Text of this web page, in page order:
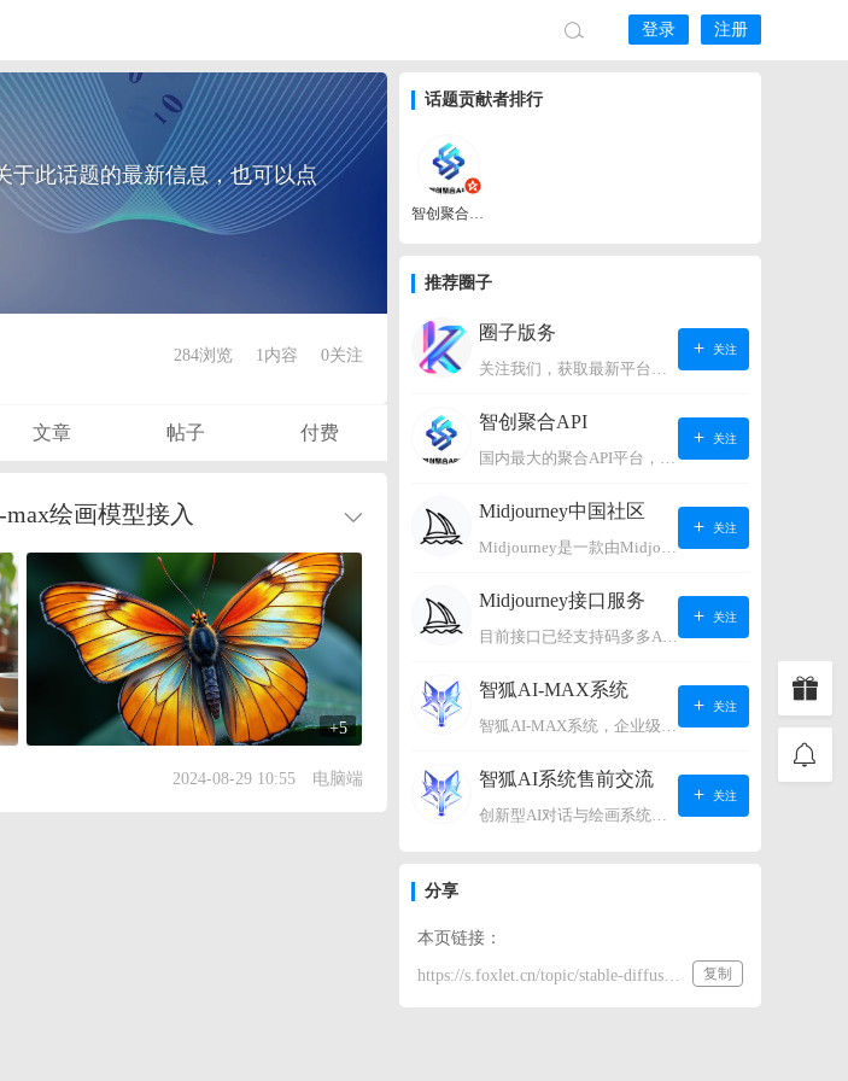
登录 注册
话题贡献者排行
智创聚合API
推荐圈子
圈子版务
关注我们，获取最新平台动态。
关注
智创聚合API
国内最大的聚合API平台，支持OpenAI、阿里、智谱、360、讯飞、百度等国内外大语言模型。https://s.lconai.com/
关注
Midjourney中国社区
Midjourney是一款由Midjourney有限公司开发的数字艺术工具软件，具有生成虚拟世界的强大能力，可根据用户输入的文字或语音在虚拟世界中生成对应场景，使用户能够探索和创造自己的数字艺术作品。
关注
Midjourney接口服务
目前接口已经支持码多多AI系统、小狐狸AI系统，如需其它接口请联系微信客服：lonconst
关注
智狐AI-MAX系统
智狐AI-MAX系统，企业级AI知识库，可以进行AI对话、AI应用，拥有强大的第三方对接能力。适用企业智能客服、企业智能文档、专家顾问助理等多种企业级商业场景，具有较大的商业使用价值。 如需购买请联系客服微信：lonconst
关注
智狐AI系统售前交流
创新型AI对话与绘画系统（非官方） 如需购买请联系微信客服：lonconst
关注
分享
本页链接：
https://s.foxlet.cn/topic/stable-diffusion 复制
于此话题的最新信息，也可以点
284浏览 1内容 0关注
文章 帖子 付费
绘画模型接入
+5
2024-08-29 10:55 电脑端